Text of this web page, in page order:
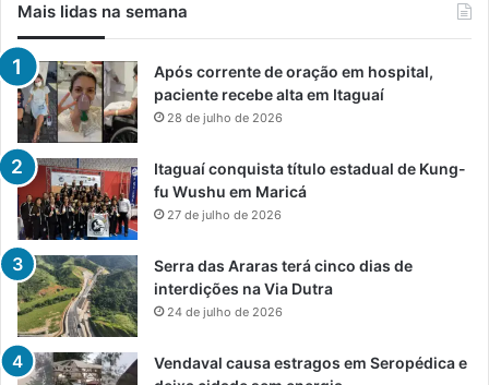
Mais lidas na semana
Após corrente de oração em hospital,
paciente recebe alta em Itaguaí
28 de julho de 2026
Itaguaí conquista título estadual de Kung-
fu Wushu em Maricá
27 de julho de 2026
Serra das Araras terá cinco dias de
interdições na Via Dutra
24 de julho de 2026
Vendaval causa estragos em Seropédica e